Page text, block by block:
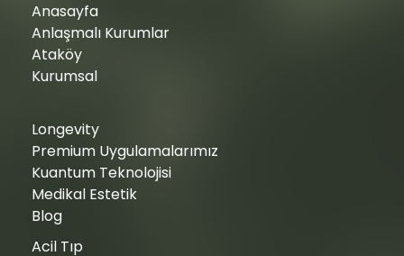
Anasayfa
Anlaşmalı Kurumlar
Ataköy
Kurumsal
Longevity
Premium Uygulamalarımız
Kuantum Teknolojisi
Medikal Estetik
Blog
Acil Tıp